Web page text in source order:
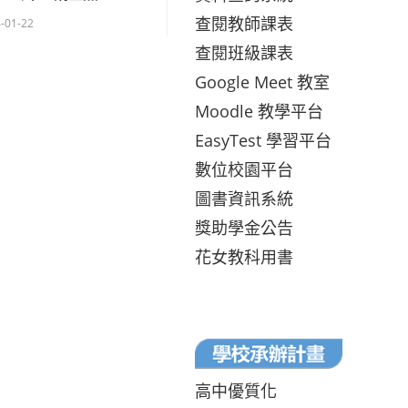
01-22
查閱教師課表
查閱班級課表
Google Meet 教室
Moodle 教學平台
EasyTest 學習平台
數位校園平台
圖書資訊系統
獎助學金公告
花女教科用書
高中優質化